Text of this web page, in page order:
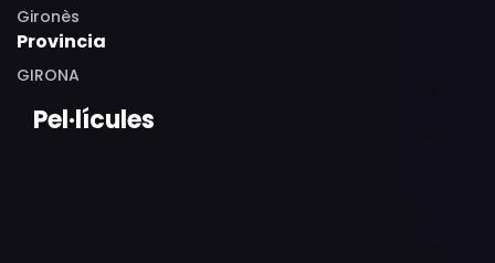
Gironès
Provincia
GIRONA
Pel·lícules